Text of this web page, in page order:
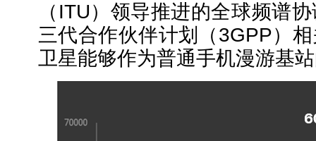
（ITU）领导推进的全球频谱
三代合作伙伴计划（3GPP）
卫星能够作为普通手机漫游基